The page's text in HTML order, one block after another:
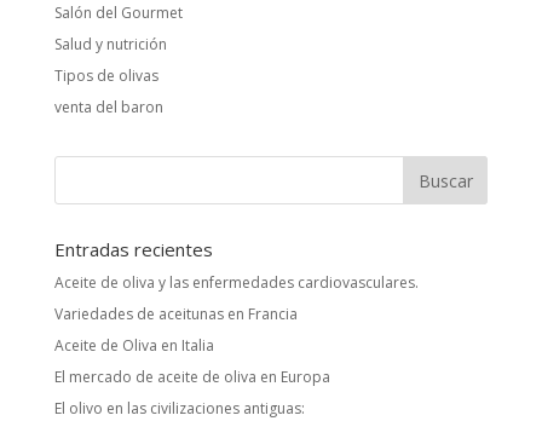
Salón del Gourmet
Salud y nutrición
Tipos de olivas
venta del baron
Entradas recientes
Aceite de oliva y las enfermedades cardiovasculares.
Variedades de aceitunas en Francia
Aceite de Oliva en Italia
El mercado de aceite de oliva en Europa
El olivo en las civilizaciones antiguas: